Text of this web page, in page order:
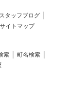
スタッフブログ
サイトマップ
索
町名検索